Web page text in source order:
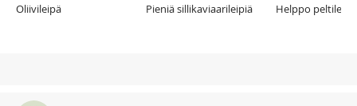
Oliivileipä Pieniä sillikaviaarileipiä Helppo peltileipä